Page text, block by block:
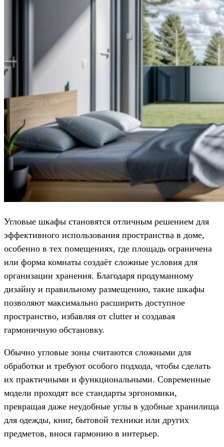
Угловые шкафы становятся отличным решением для
эффективного использования пространства в доме,
особенно в тех помещениях, где площадь ограничена
или форма комнаты создаёт сложные условия для
организации хранения. Благодаря продуманному
дизайну и правильному размещению, такие шкафы
позволяют максимально расширить доступное
пространство, избавляя от clutter и создавая
гармоничную обстановку.
Обычно угловые зоны считаются сложными для
обработки и требуют особого подхода, чтобы сделать
их практичными и функциональными. Современные
модели проходят все стандарты эргономики,
превращая даже неудобные углы в удобные хранилища
для одежды, книг, бытовой техники или других
предметов, внося гармонию в интерьер.